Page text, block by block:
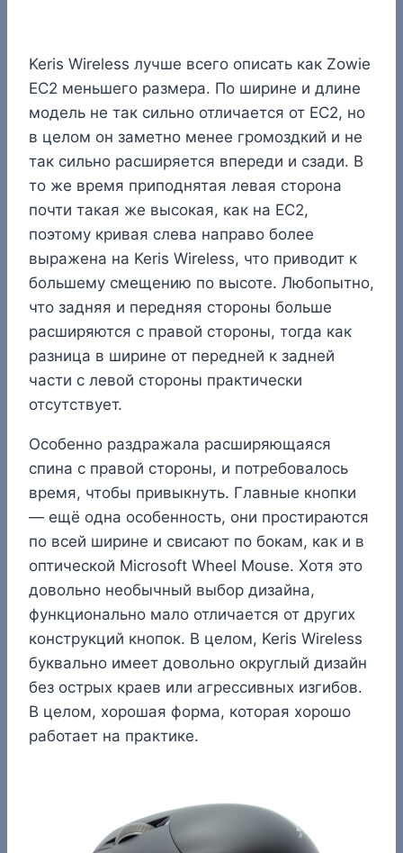
Keris Wireless лучше всего описать как Zowie
EC2 меньшего размера. По ширине и длине
модель не так сильно отличается от EC2, но
в целом он заметно менее громоздкий и не
так сильно расширяется впереди и сзади. В
то же время приподнятая левая сторона
почти такая же высокая, как на EC2,
поэтому кривая слева направо более
выражена на Keris Wireless, что приводит к
большему смещению по высоте. Любопытно,
что задняя и передняя стороны больше
расширяются с правой стороны, тогда как
разница в ширине от передней к задней
части с левой стороны практически
отсутствует.
Особенно раздражала расширяющаяся
спина с правой стороны, и потребовалось
время, чтобы привыкнуть. Главные кнопки
— ещё одна особенность, они простираются
по всей ширине и свисают по бокам, как и в
оптической Microsoft Wheel Mouse. Хотя это
довольно необычный выбор дизайна,
функционально мало отличается от других
конструкций кнопок. В целом, Keris Wireless
буквально имеет довольно округлый дизайн
без острых краев или агрессивных изгибов.
В целом, хорошая форма, которая хорошо
работает на практике.